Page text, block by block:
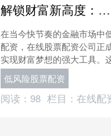
解锁财富新高度：在线股票配资公司助力投资梦想
在当今快节奏的金融市场中
配资，在线股票配资公司正
实现财富梦想的强大工具。
供杠杆资金，使投资者能够
组合，从而获得更高的潜在....
低风险股票配资
阅读： 98 栏目： 在线配